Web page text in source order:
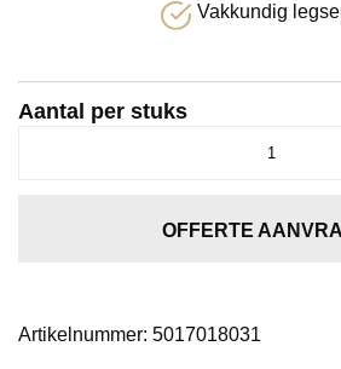
Vakkundig
Aantal per stuks
OFFERTE
Artikelnummer: 5017018031